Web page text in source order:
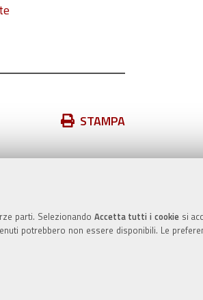
parti. Selezionando Accetta tutti i cookiesi
potrebbero non essere disponibili. Le
Azioni
documento
STAMPA